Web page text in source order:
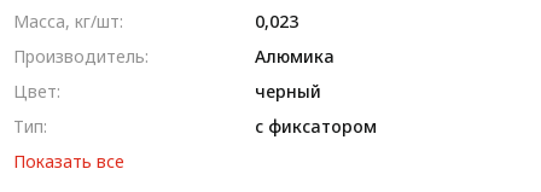
Масса, кг/шт:
0,023
Производитель:
Алюмика
Цвет:
черный
Тип:
с фиксатором
Показать все